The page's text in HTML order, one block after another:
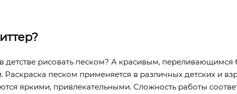
детстве рисовать песком? А красивым, переливающимся
Раскраска песком применяется в различных детских и
яркими, привлекательными. Сложность работы